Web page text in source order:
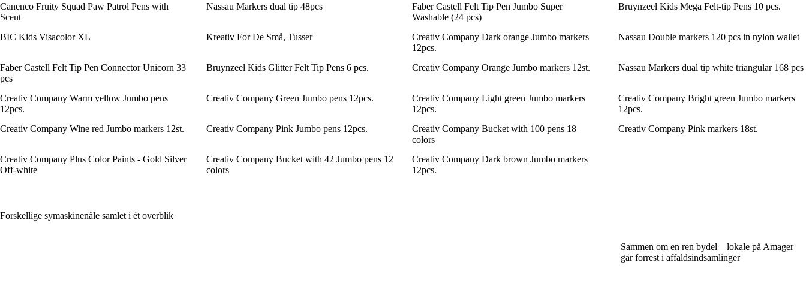
Canenco Fruity Squad Paw Patrol Pens with
Scent
Nassau Markers dual tip 48pcs
Faber Castell Felt Tip Pen Jumbo Super
Washable (24 pcs)
Bruynzeel Kids Mega Felt-tip Pens 10 pcs.
BIC Kids Visacolor XL Kreativ For De Små, Tusser
Creativ Company Dark orange Jumbo markers
12pcs.
Nassau Double markers 120 pcs in nylon wallet
Faber Castell Felt Tip Pen Connector Unicorn 33
pcs
Bruynzeel Kids Glitter Felt Tip Pens 6 pcs. Creativ Company Orange Jumbo markers 12st. Nassau Markers dual tip white triangular 168 pcs
Creativ Company Warm yellow Jumbo pens
12pcs.
Creativ Company Green Jumbo pens 12pcs.
Creativ Company Light green Jumbo markers
12pcs.
Creativ Company Bright green Jumbo markers
12pcs.
Creativ Company Wine red Jumbo markers 12st.
Creativ Company Pink Jumbo pens 12pcs.
Creativ Company Bucket with 100 pens 18
colors
Creativ Company Pink markers 18st.
Creativ Company Plus Color Paints - Gold Silver
Off-white
Creativ Company Bucket with 42 Jumbo pens 12
colors
Creativ Company Dark brown Jumbo markers
12pcs.
Forskellige symaskinenåle samlet i ét overblik
Sammen om en ren bydel – lokale på Amager
går forrest i affaldsindsamlinger